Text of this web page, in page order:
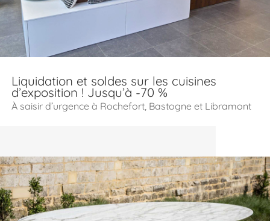
Liquidation et soldes sur les cuisines
d’exposition ! Jusqu’à -70 %
À saisir d’urgence à Rochefort, Bastogne et Libramont